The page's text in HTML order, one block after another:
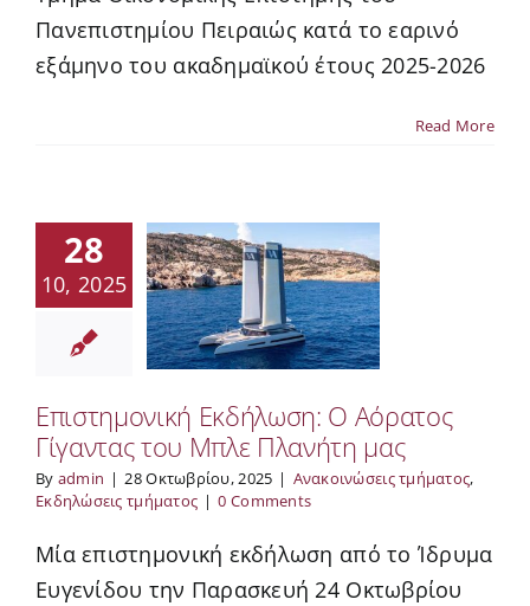
Πανεπιστημίου Πειραιώς κατά το εαρινό
εξάμηνο του ακαδημαϊκού έτους 2025-2026
Read More
28
10, 2025
Επιστημονική Εκδήλωση: Ο Αόρατος
Γίγαντας του Μπλε Πλανήτη μας
By admin | 28 Οκτωβρίου, 2025 | Ανακοινώσεις τμήματος,
Εκδηλώσεις τμήματος | 0 Comments
Μία επιστημονική εκδήλωση από το Ίδρυμα
Ευγενίδου την Παρασκευή 24 Οκτωβρίου